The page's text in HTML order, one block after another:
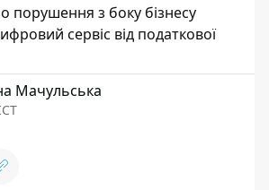
порушення з боку бізнесу
сервіс від податкової
Мачульська